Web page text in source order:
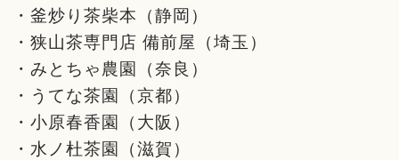
・釜炒り茶柴本（静岡）
・狭山茶専門店 備前屋（埼玉）
・みとちゃ農園（奈良）
・うてな茶園（京都）
・小原春香園（大阪）
・水ノ杜茶園（滋賀）